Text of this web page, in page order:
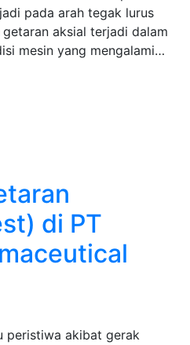
pada arah tegak lurus
aksial terjadi dalam
mesin yang mengalami…
di PT
peristiwa akibat gerak